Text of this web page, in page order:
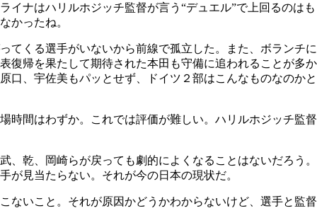
ナはハリルホジッチ監督が言う“デュエル”で上回るのはも
かったね。
てくる選手がいないから前線で孤立した。また、ボランチに
復帰を果たして期待された本田も守備に追われることが多か
口、宇佐美もパッとせず、ドイツ２部はこんなものなのかと
時間はわずか。これでは評価が難しい。ハリルホジッチ監督
乾、岡崎らが戻っても劇的によくなることはないだろう。
見当たらない。それが今の日本の現状だ。
ないこと。それが原因かどうかわからないけど、選手と監督